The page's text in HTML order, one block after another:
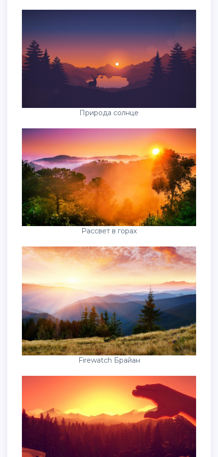
Природа солнце
Рассвет в горах
Firewatch Брайан